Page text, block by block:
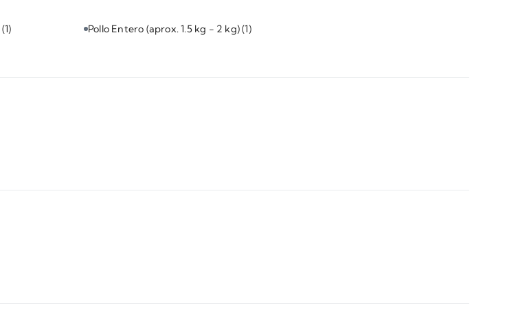
(1) Pollo Entero (aprox. 1.5 kg - 2 kg)(1)